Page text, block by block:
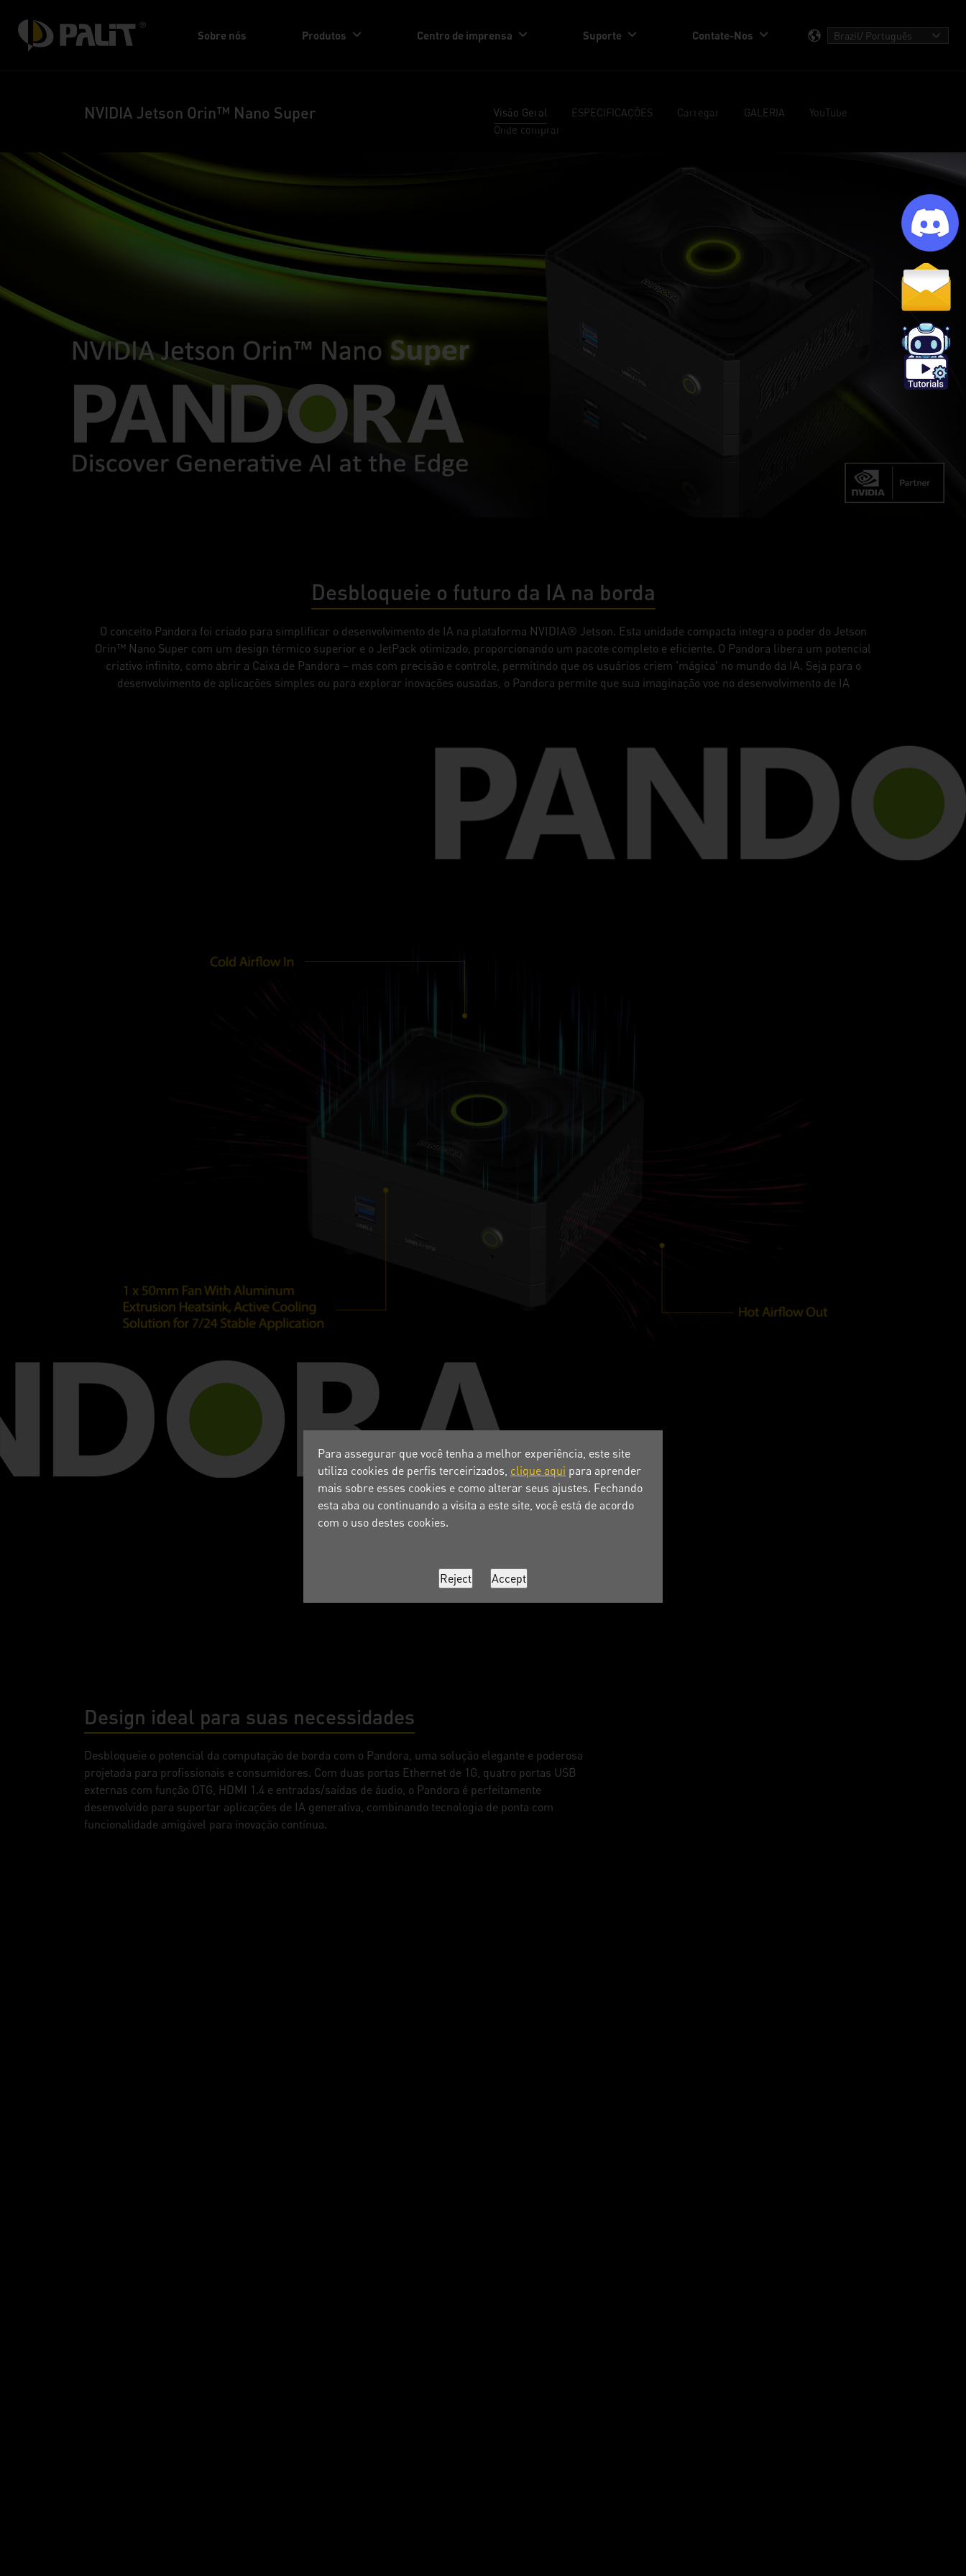
Para assegurar que você tenha a melhor experiência, este site
utiliza cookies de perfis terceirizados, clique aqui para aprender
mais sobre esses cookies e como alterar seus ajustes. Fechando
esta aba ou continuando a visita a este site, você está de acordo
com o uso destes cookies.
Sobre nós Produtos Centro de imprensa Suporte Contate-Nos
NVIDIA Jetson Orin™ Nano Super Visão Geral ESPECIFICAÇÕES Carregar GALERIA
YouTube
Onde comprar
Desbloqueie o futuro da IA na borda
O conceito Pandora foi criado para simplificar o desenvolvimento de IA na plataforma NVIDIA® Jetson. Esta unidade compacta integra o poder do Jetson
Orin™ Nano Super com um design térmico superior e o JetPack otimizado, proporcionando um pacote completo e eficiente. O Pandora libera um potencial
criativo infinito, como abrir a Caixa de Pandora – mas com precisão e controle, permitindo que os usuários criem 'mágica' no mundo da IA. Seja para o
desenvolvimento de aplicações simples ou para explorar inovações ousadas, o Pandora permite que sua imaginação voe no desenvolvimento de IA
Design ideal para suas necessidades
Desbloqueie o potencial da computação de borda com o Pandora, uma solução elegante e poderosa
projetada para profissionais e consumidores. Com duas portas Ethernet de 1G, quatro portas USB
externas com função OTG, HDMI 1.4 e entradas/saídas de áudio, o Pandora é perfeitamente
desenvolvido para suportar aplicações de IA generativa, combinando tecnologia de ponta com
funcionalidade amigável para inovação contínua.